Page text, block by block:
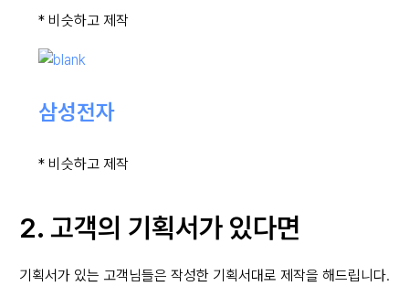
* 비슷하고 제작
삼성전자
* 비슷하고 제작
2. 고객의 기획서가 있다면
기획서가 있는 고객님들은 작성한 기획서대로 제작을 해드립니다.